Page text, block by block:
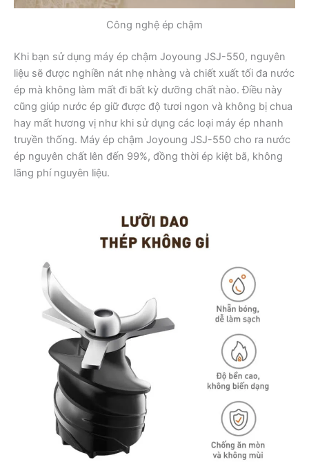
Công nghệ ép chậm
Khi bạn sử dụng máy ép chậm Joyoung JSJ-550, nguyên
liệu sẽ được nghiền nát nhẹ nhàng và chiết xuất tối đa nước
ép mà không làm mất đi bất kỳ dưỡng chất nào. Điều này
cũng giúp nước ép giữ được độ tươi ngon và không bị chua
hay mất hương vị như khi sử dụng các loại máy ép nhanh
truyền thống. Máy ép chậm Joyoung JSJ-550 cho ra nước
ép nguyên chất lên đến 99%, đồng thời ép kiệt bã, không
lãng phí nguyên liệu.